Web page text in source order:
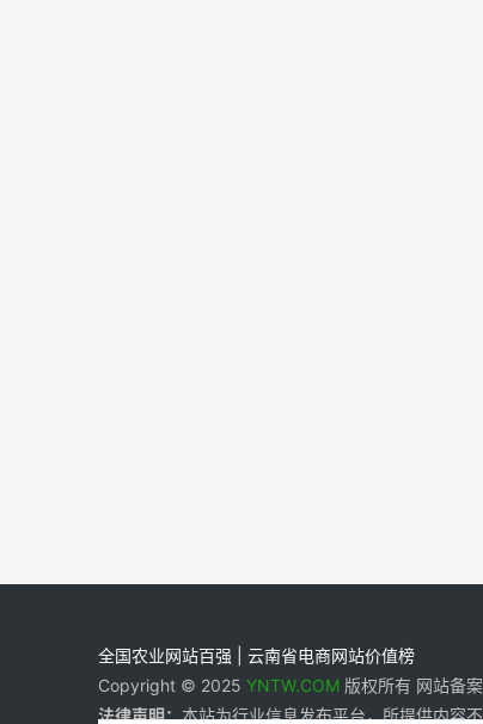
全国农业网站百强 | 云南省电商网站价值榜
Copyright © 2025 YNTW.COM 版权所有 网站备
法律声明：本站为行业信息发布平台，所提供内容